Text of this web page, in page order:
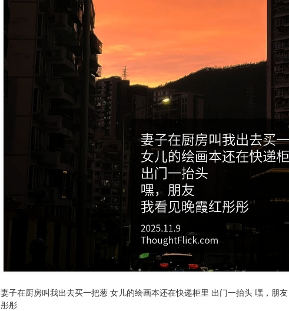
妻子在厨房叫我出去买一把葱 女儿的绘画本还在快递柜里 出门一抬头 嘿，朋
彤彤